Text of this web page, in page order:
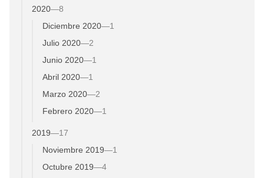
2020—8
Diciembre 2020—1
Julio 2020—2
Junio 2020—1
Abril 2020—1
Marzo 2020—2
Febrero 2020—1
2019—17
Noviembre 2019—1
Octubre 2019—4